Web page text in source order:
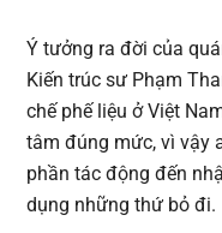
Ý tưởng ra đời của
Kiến trúc sư Phạm
chế phế liệu ở Việt
tâm đúng mức, vì vậy
phần tác động đến
dụng những thứ bỏ đi.